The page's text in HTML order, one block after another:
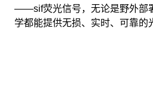
——sif荧光信号，无论是野外部
学都能提供无损、实时、可靠的